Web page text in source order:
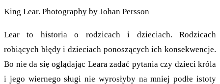
King Lear. Photography by Johan Persson
Lear to historia o rodzicach i dzieciach. Rodzicach
robiących błędy i dzieciach ponoszących ich konsekwencje.
Bo nie da się oglądając Leara zadać pytania czy dzieci króla
i jego wiernego sługi nie wyrosłyby na mniej podłe istoty